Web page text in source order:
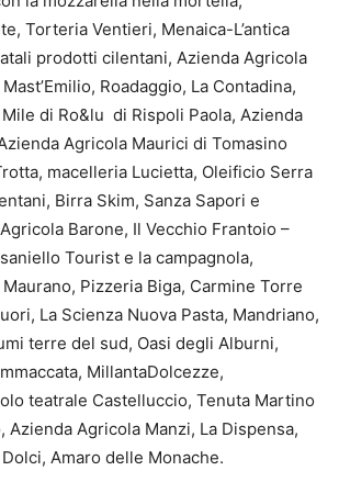
Torteria Ventieri, Menaica-L’antica
prodotti cilentani, Azienda Agricola
Roadaggio, La Contadina,
di Ro&lu di Rispoli Paola, Azienda
Agricola Maurici di Tomasino
macelleria Lucietta, Oleificio Serra
Birra Skim, Sanza Sapori e
Barone, Il Vecchio Frantoio –
Tourist e la campagnola,
Pizzeria Biga, Carmine Torre
La Scienza Nuova Pasta, Mandriano,
terre del sud, Oasi degli Alburni,
MillantaDolcezze,
teatrale Castelluccio, Tenuta Martino
Azienda Agricola Manzi, La Dispensa,
Amaro delle Monache.